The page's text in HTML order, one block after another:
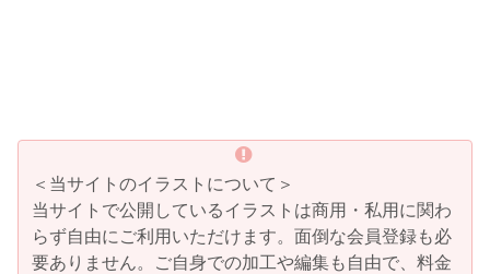
＜当サイトのイラストについて＞
当サイトで公開しているイラストは商用・私用に関わ
らず自由にご利用いただけます。面倒な会員登録も必
要ありません。ご自身での加工や編集も自由で、料金